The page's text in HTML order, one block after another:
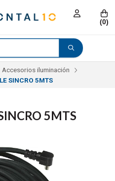
(0)
Accesorios iluminación
SINCRO 5MTS
5MTS